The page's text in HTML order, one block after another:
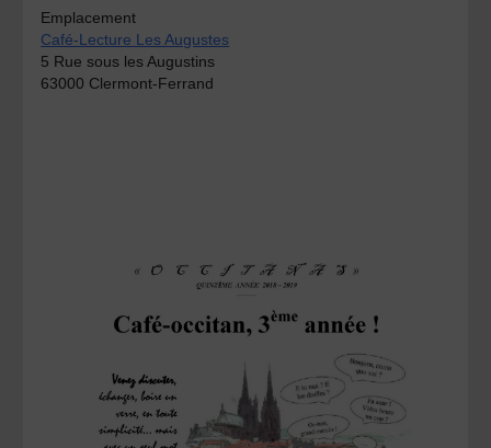
Emplacement
Café-Lecture Les Augustes
5 Rue sous les Augustins
63000 Clermont-Ferrand